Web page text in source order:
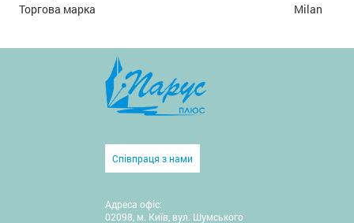
Торгова марка
Milan
Співпраця з нами
Адреса офіс:
02098, м. Київ, вул. Шумського